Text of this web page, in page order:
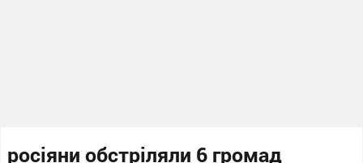
росіяни обстріляли 6 громад